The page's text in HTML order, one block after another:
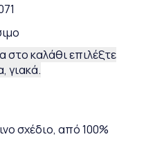
στο καλάθι επιλέξτε
γιακά.
σχέδιο, από 100%